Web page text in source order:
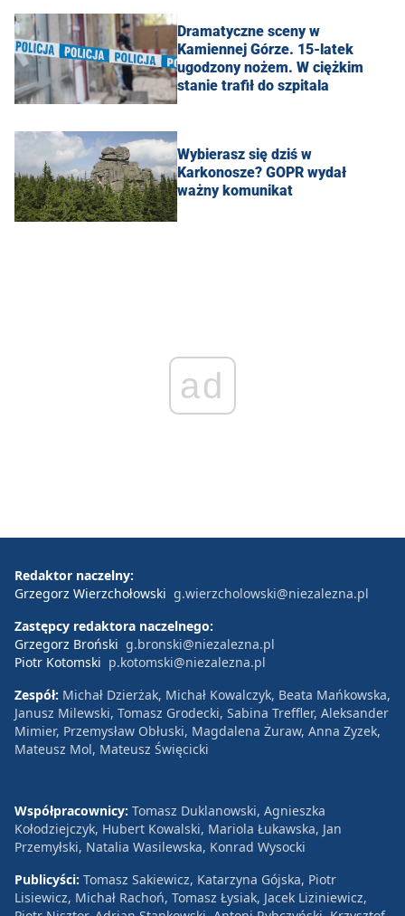
Dramatyczne sceny w
Kamiennej Górze. 15-latek
ugodzony nożem. W ciężkim
stanie trafił do szpitala
Wybierasz się dziś w
Karkonosze? GOPR wydał
ważny komunikat
ad
Redaktor naczelny:
Grzegorz Wierzchołowski g.wierzcholowski@niezalezna.pl
Zastępcy redaktora naczelnego:
Grzegorz Broński g.bronski@niezalezna.pl
Piotr Kotomski p.kotomski@niezalezna.pl
Zespół: Michał Dzierżak, Michał Kowalczyk, Beata Mańkowska,
Janusz Milewski, Tomasz Grodecki, Sabina Treffler, Aleksander
Mimier, Przemysław Obłuski, Magdalena Żuraw, Anna Zyzek,
Mateusz Mol, Mateusz Święcicki
Współpracownicy: Tomasz Duklanowski, Agnieszka
Kołodziejczyk, Hubert Kowalski, Mariola Łukawska, Jan
Przemyłski, Natalia Wasilewska, Konrad Wysocki
Publicyści: Tomasz Sakiewicz, Katarzyna Gójska, Piotr
Lisiewicz, Michał Rachoń, Tomasz Łysiak, Jacek Liziniewicz,